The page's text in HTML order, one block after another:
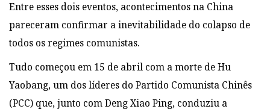
Entre esses dois eventos, acontecimentos na China
pareceram confirmar a inevitabilidade do colapso de
todos os regimes comunistas.
Tudo começou em 15 de abril com a morte de Hu
Yaobang, um dos líderes do Partido Comunista Chinês
(PCC) que, junto com Deng Xiao Ping, conduziu a